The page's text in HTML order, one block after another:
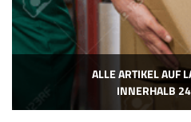
ALLE ARTIKEL AUF
INNERHALB